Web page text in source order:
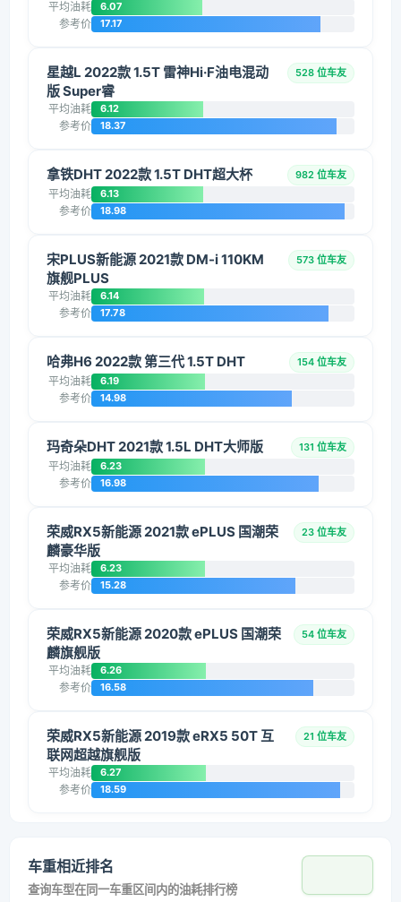
平均油耗 6.07
参考价 17.17
星越L 2022款 1.5T 雷神Hi·F油电混动
版 Super睿
528 位车友
平均油耗 6.12
参考价 18.37
拿铁DHT 2022款 1.5T DHT超大杯 982 位车友
平均油耗 6.13
参考价 18.98
宋PLUS新能源 2021款 DM-i 110KM
旗舰PLUS
573 位车友
平均油耗 6.14
参考价 17.78
哈弗H6 2022款 第三代 1.5T DHT 154 位车友
平均油耗 6.19
参考价 14.98
玛奇朵DHT 2021款 1.5L DHT大师版 131 位车友
平均油耗 6.23
参考价 16.98
荣威RX5新能源 2021款 ePLUS 国潮荣
麟豪华版
23 位车友
平均油耗 6.23
参考价 15.28
荣威RX5新能源 2020款 ePLUS 国潮荣
麟旗舰版
54 位车友
平均油耗 6.26
参考价 16.58
荣威RX5新能源 2019款 eRX5 50T 互
联网超越旗舰版
21 位车友
平均油耗 6.27
参考价 18.59
车重相近排名
查询车型在同一车重区间内的油耗排行榜